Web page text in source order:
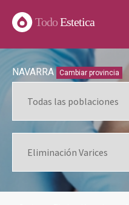
TodoEstetica
NAVARRA Cambiar provincia